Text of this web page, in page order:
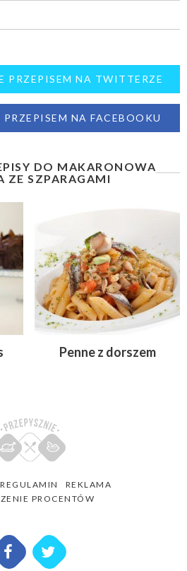
PRZEPISEM NA TWITTERZE
NA FACEBOOKU
DO MAKARONOWA
ZE SZPARAGAMI
Penne z dorszem
REGULAMIN
REKLAMA
PROCENTÓW